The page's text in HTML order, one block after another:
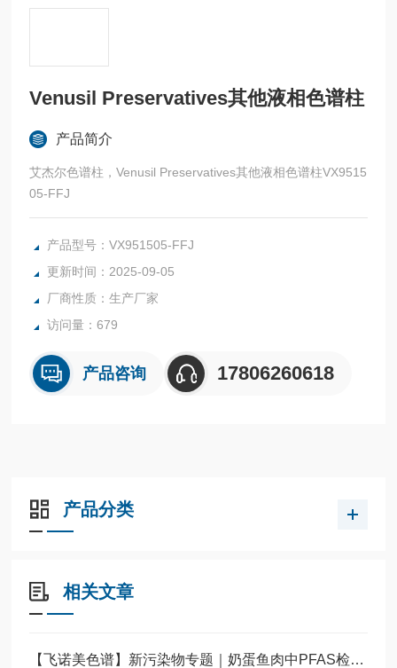
Venusil Preservatives其他液相色谱柱
产品简介
艾杰尔色谱柱，Venusil Preservatives其他液相色谱柱VX9515
05-FFJ
产品型号：VX951505-FFJ
更新时间：2025-09-05
厂商性质：生产厂家
访问量：679
产品咨询 17806260618
产品分类
相关文章
【飞诺美色谱】新污染物专题｜奶蛋鱼肉中PFAS检测知多少